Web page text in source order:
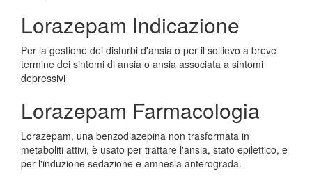
Lorazepam Indicazione
Per la gestione dei disturbi d'ansia o per il sollievo a breve
termine dei sintomi di ansia o ansia associata a sintomi
depressivi
Lorazepam Farmacologia
Lorazepam, una benzodiazepina non trasformata in
metaboliti attivi, è usato per trattare l'ansia, stato epilettico, e
per l'induzione sedazione e amnesia anterograda.